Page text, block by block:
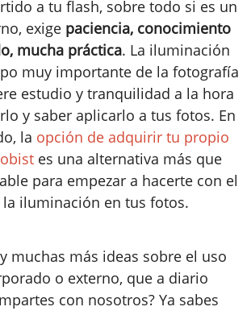
a tu flash, sobre todo si es un
exige paciencia, conocimiento
mucha práctica. La iluminación
muy importante de la fotografía
estudio y tranquilidad a la hora
y saber aplicarlo a tus fotos. En
la opción de adquirir tu propio
es una alternativa más que
para empezar a hacerte con el
iluminación en tus fotos.
muchas más ideas sobre el uso
o externo, que a diario
con nosotros? Ya sabes